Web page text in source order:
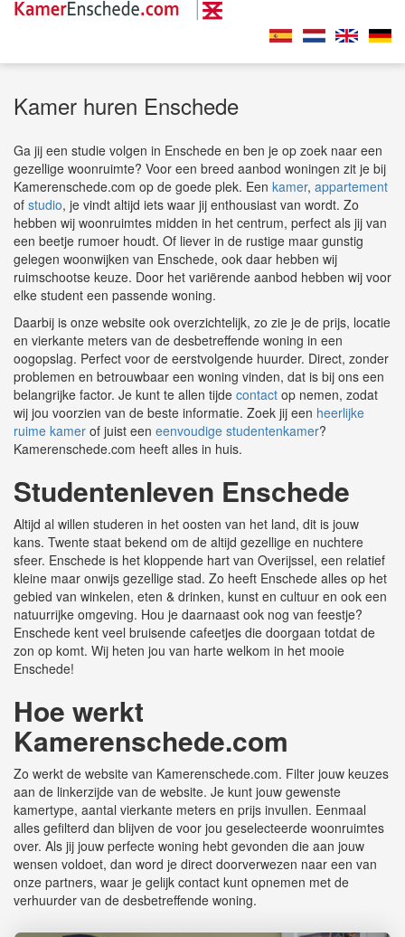
Kamer huren Enschede
Ga jij een studie volgen in Enschede en ben je op zoek naar een
gezellige woonruimte? Voor een breed aanbod woningen zit je bij
Kamerenschede.com op de goede plek. Een kamer, appartement
of studio, je vindt altijd iets waar jij enthousiast van wordt. Zo
hebben wij woonruimtes midden in het centrum, perfect als jij van
een beetje rumoer houdt. Of liever in de rustige maar gunstig
gelegen woonwijken van Enschede, ook daar hebben wij
ruimschootse keuze. Door het variërende aanbod hebben wij voor
elke student een passende woning.
Daarbij is onze website ook overzichtelijk, zo zie je de prijs, locatie
en vierkante meters van de desbetreffende woning in een
oogopslag. Perfect voor de eerstvolgende huurder. Direct, zonder
problemen en betrouwbaar een woning vinden, dat is bij ons een
belangrijke factor. Je kunt te allen tijde contact op nemen, zodat
wij jou voorzien van de beste informatie. Zoek jij een heerlijke
ruime kamer of juist een eenvoudige studentenkamer?
Kamerenschede.com heeft alles in huis.
Studentenleven Enschede
Altijd al willen studeren in het oosten van het land, dit is jouw
kans. Twente staat bekend om de altijd gezellige en nuchtere
sfeer. Enschede is het kloppende hart van Overijssel, een relatief
kleine maar onwijs gezellige stad. Zo heeft Enschede alles op het
gebied van winkelen, eten & drinken, kunst en cultuur en ook een
natuurrijke omgeving. Hou je daarnaast ook nog van feestje?
Enschede kent veel bruisende cafeetjes die doorgaan totdat de
zon op komt. Wij heten jou van harte welkom in het mooie
Enschede!
Hoe werkt
Kamerenschede.com
Zo werkt de website van Kamerenschede.com. Filter jouw keuzes
aan de linkerzijde van de website. Je kunt jouw gewenste
kamertype, aantal vierkante meters en prijs invullen. Eenmaal
alles gefilterd dan blijven de voor jou geselecteerde woonruimtes
over. Als jij jouw perfecte woning hebt gevonden die aan jouw
wensen voldoet, dan word je direct doorverwezen naar een van
onze partners, waar je gelijk contact kunt opnemen met de
verhuurder van de desbetreffende woning.